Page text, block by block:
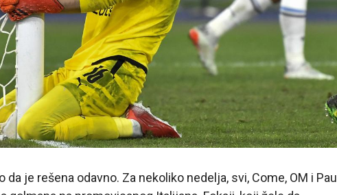
je rešena odavno. Za nekoliko nedelja, svi, Come, OM i Pau